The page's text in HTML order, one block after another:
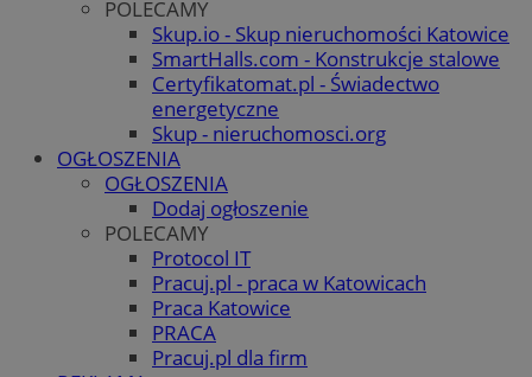
POLECAMY
Skup.io - Skup nieruchomości Katowice
SmartHalls.com - Konstrukcje stalowe
Certyfikatomat.pl - Świadectwo
energetyczne
Skup - nieruchomosci.org
OGŁOSZENIA
OGŁOSZENIA
Dodaj ogłoszenie
POLECAMY
Protocol IT
Pracuj.pl - praca w Katowicach
Praca Katowice
PRACA
Pracuj.pl dla firm